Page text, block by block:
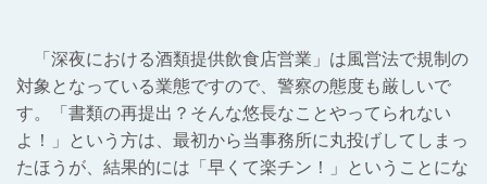
「深夜における酒類提供飲食店営業」は風営法で規制の
対象となっている業態ですので、警察の態度も厳しいで
す。「書類の再提出？そんな悠長なことやってられない
よ！」という方は、最初から当事務所に丸投げしてしまっ
たほうが、結果的には「早くて楽チン！」ということにな